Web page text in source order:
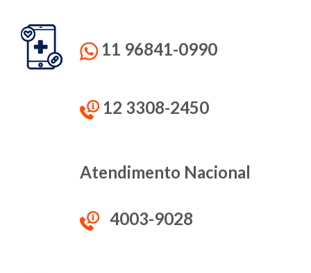
11 96841-0990
12 3308-2450
Atendimento Nacional
4003-9028